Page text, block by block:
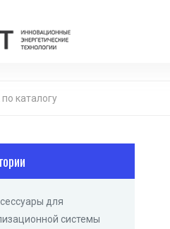
для
системы